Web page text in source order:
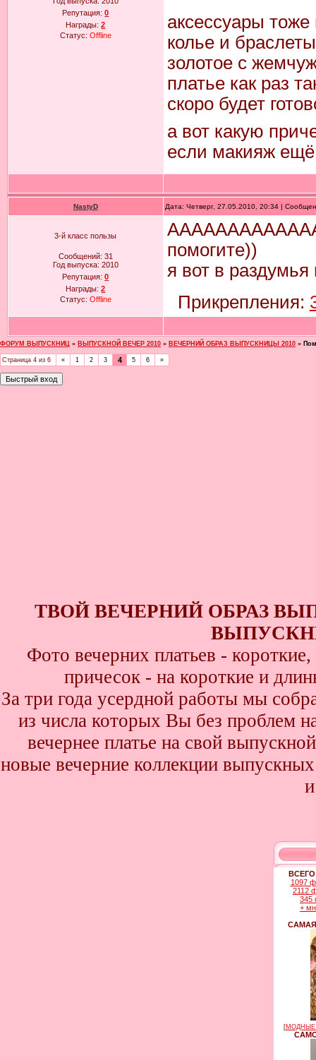
Репутация:0
Награды:2
Статус: Offline
аксессуары
колье и
золотое с
платье как раз
скоро будет
а вот какую
если макияж ещё
NastyD Дата: Четверг, 27.05.2010, 20:34 |
3-й класс пользы
Сообщений: 31
Год выпуска: 2010
Репутация:0
Награды:2
Статус: Offline
помогите))
я вот в
Прикрепления:
ФОРУМ ВЫПУСКНИЦ » ВЫПУСКНОЙ ВЕЧЕР 2010 » ВЕЧЕРНИЙ ОБРАЗ ВЫПУСКНИЦЫ 2010 »
Страница 4 из 6 « 1 2 3 4 5 6 »
ТВОЙ ВЕЧЕРНИЙ ОБРАЗ
Фото вечерних платьев -
причесок - на короткие и
За три года усердной работы мы
из числа которых Вы без проблем
вечернее платье на свой
новые вечерние коллекции
1097
2112
345
+
[МОДНЫЕ